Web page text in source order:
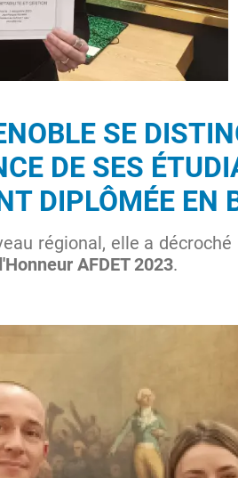
SE
DE SES
DIPLÔMÉE EN
régional, elle a
AFDET 2023.